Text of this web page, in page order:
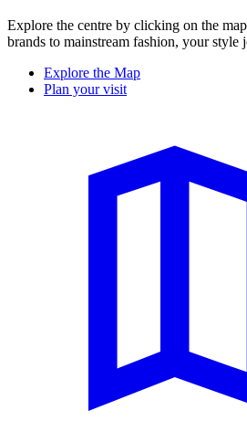
Explore the centre by clicking on the
brands to mainstream fashion, your style
Explore the Map
Plan your visit